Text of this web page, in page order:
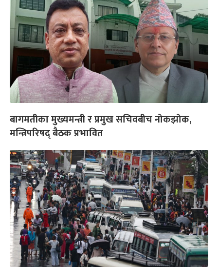
बागमतीका मुख्यमन्त्री र प्रमुख सचिवबीच नोकझोक,
मन्त्रिपरिषद् बैठक प्रभावित